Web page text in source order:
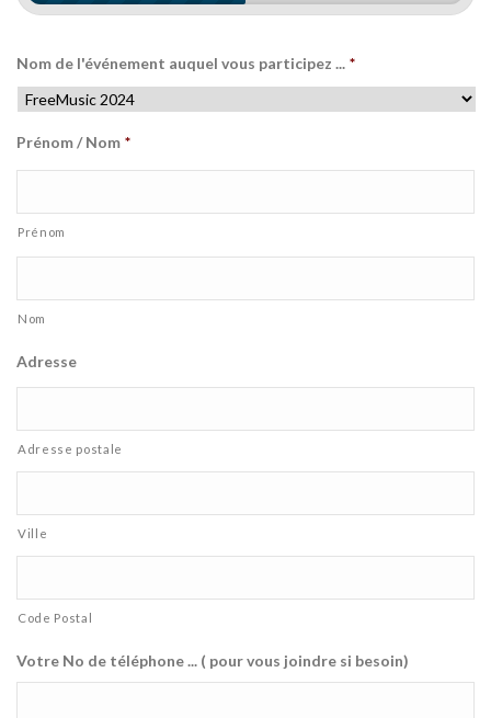
Nom de l'événement auquel vous participez ... *
Prénom / Nom *
Prénom
Nom
Adresse
Adresse postale
Ville
Code Postal
Votre No de téléphone ... ( pour vous joindre si besoin)